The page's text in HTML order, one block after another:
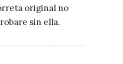
original no
sin ella.